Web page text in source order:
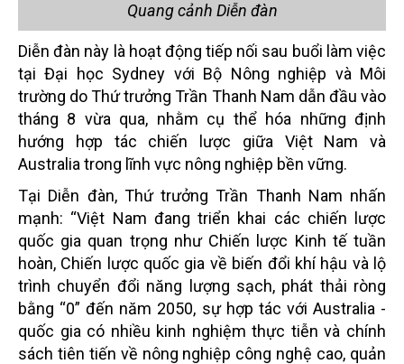
Quang cảnh Diễn đàn
Diễn đàn này là hoạt động tiếp nối sau buổi làm việc
tại Đại học Sydney với Bộ Nông nghiệp và Môi
trường do Thứ trưởng Trần Thanh Nam dẫn đầu vào
tháng 8 vừa qua, nhằm cụ thể hóa những định
hướng hợp tác chiến lược giữa Việt Nam và
Australia trong lĩnh vực nông nghiệp bền vững.
Tại Diễn đàn, Thứ trưởng Trần Thanh Nam nhấn
mạnh: “Việt Nam đang triển khai các chiến lược
quốc gia quan trọng như Chiến lược Kinh tế tuần
hoàn, Chiến lược quốc gia về biến đổi khí hậu và lộ
trình chuyển đổi năng lượng sạch, phát thải ròng
bằng “0” đến năm 2050, sự hợp tác với Australia -
quốc gia có nhiều kinh nghiệm thực tiễn và chính
sách tiên tiến về nông nghiệp công nghệ cao, quản